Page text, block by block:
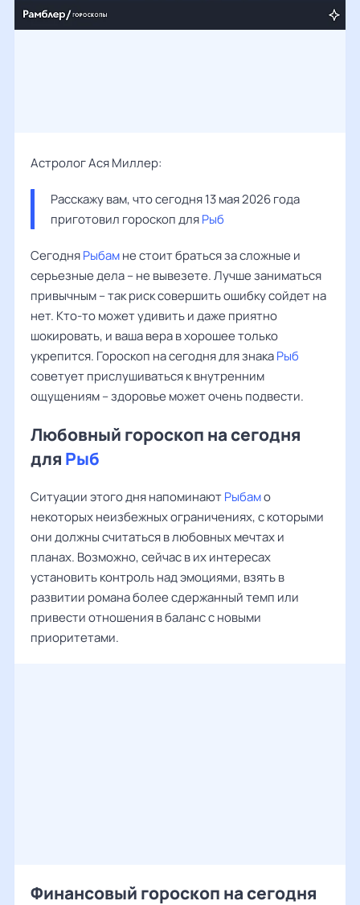
Астролог Ася Миллер:
Расскажу вам, что сегодня 13 мая 2026 года
приготовил гороскоп для Рыб
СегодняРыбамне стоит браться за сложные и
серьезные дела – не вывезете. Лучше заниматься
привычным – так риск совершить ошибку сойдет на
нет. Кто-то может удивить и даже приятно
шокировать, и ваша вера в хорошее только
укрепится. Гороскоп на сегодня для знакаРыб
советует прислушиваться к внутренним
ощущениям – здоровье может очень подвести.
Любовный гороскоп на сегодня
для Рыб
Ситуации этого дня напоминаютРыбамо
некоторых неизбежных ограничениях, с которыми
они должны считаться в любовных мечтах и
планах. Возможно, сейчас в их интересах
установить контроль над эмоциями, взять в
развитии романа более сдержанный темп или
привести отношения в баланс с новыми
приоритетами.
Финансовый гороскоп на сегодня